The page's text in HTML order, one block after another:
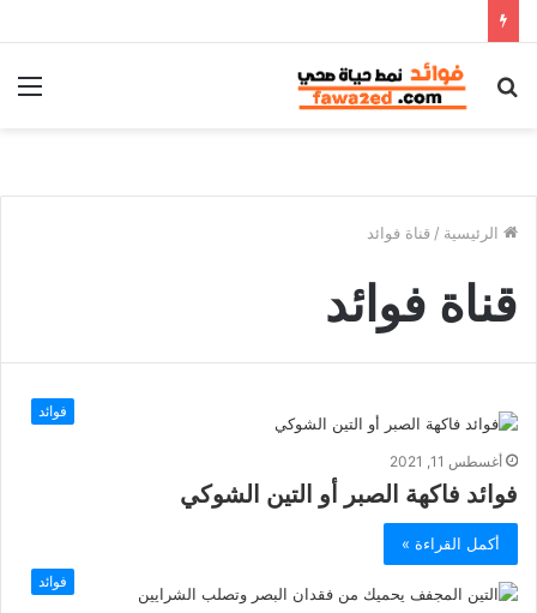
بحث
الرئيسية / قناة فوائد
قناة فوائد
فوائد
أغسطس 11, 2021
فوائد فاكهة الصبر أو التين الشوكي
أكمل القراءة »
فوائد